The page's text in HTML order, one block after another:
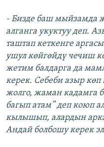
- Бизде баш мыйзамда
алганга укуктуу деп.
таштап кеткенге
ушул көйгөйдү чечиш
жетим балдарга да
керек. Себеби азыр
жолго, жаман кадамга
багып атам” деп коюп
кылышып, алардын
Андай болбошу керек